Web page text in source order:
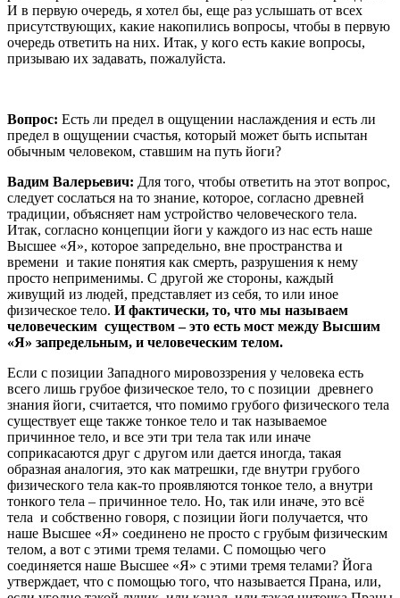
И в первую очередь, я хотел бы, еще раз услышать от всех
присутствующих, какие накопились вопросы, чтобы в первую
очередь ответить на них. Итак, у кого есть какие вопросы,
призываю их задавать, пожалуйста.
Вопрос: Есть ли предел в ощущении наслаждения и есть ли
предел в ощущении счастья, который может быть испытан
обычным человеком, ставшим на путь йоги?
Вадим Валерьевич: Для того, чтобы ответить на этот вопрос,
следует сослаться на то знание, которое, согласно древней
традиции, объясняет нам устройство человеческого тела.
Итак, согласно концепции йоги у каждого из нас есть наше
Высшее «Я», которое запредельно, вне пространства и
времени и такие понятия как смерть, разрушения к нему
просто неприменимы. С другой же стороны, каждый
живущий из людей, представляет из себя, то или иное
физическое тело. И фактически, то, что мы называем
человеческим существом – это есть мост между Высшим
«Я» запредельным, и человеческим телом.
Если с позиции Западного мировоззрения у человека есть
всего лишь грубое физическое тело, то с позиции древнего
знания йоги, считается, что помимо грубого физического тела
существует еще также тонкое тело и так называемое
причинное тело, и все эти три тела так или иначе
соприкасаются друг с другом или дается иногда, такая
образная аналогия, это как матрешки, где внутри грубого
физического тела как-то проявляются тонкое тело, а внутри
тонкого тела – причинное тело. Но, так или иначе, это всё
тела и собственно говоря, с позиции йоги получается, что
наше Высшее «Я» соединено не просто с грубым физическим
телом, а вот с этими тремя телами. С помощью чего
соединяется наше Высшее «Я» с этими тремя телами? Йога
утверждает, что с помощью того, что называется Прана, или,